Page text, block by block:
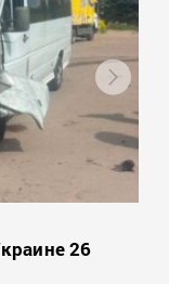
26